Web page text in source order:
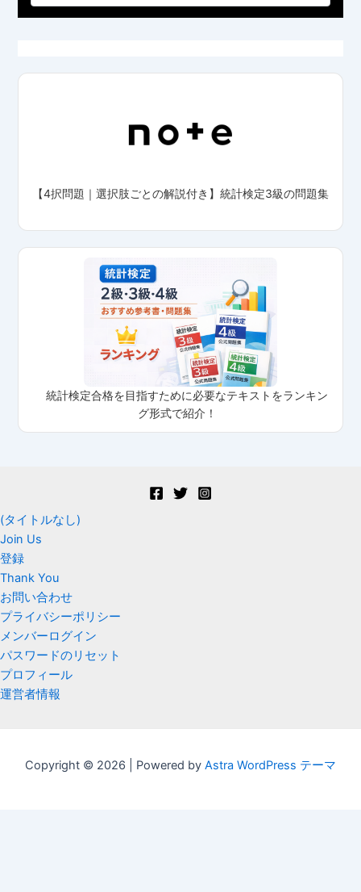
【4択問題｜選択肢ごとの解説付き】統計検定3級の問題集
統計検定合格を目指すために必要なテキストをランキン
グ形式で紹介！
(タイトルなし)
Join Us
登録
Thank You
お問い合わせ
プライバシーポリシー
メンバーログイン
パスワードのリセット
プロフィール
運営者情報
Copyright © 2026 | Powered by Astra WordPress テーマ